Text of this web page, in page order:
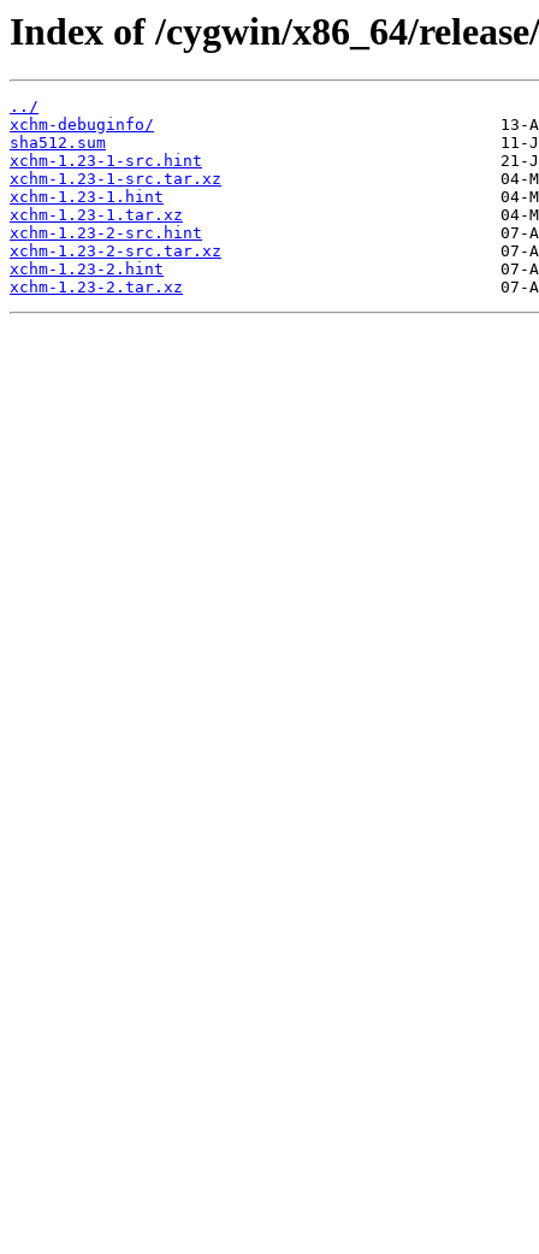
Index of /cygwin/x86_64/
../
xchm-debuginfo/
sha512.sum
xchm-1.23-1-src.hint
xchm-1.23-1-src.tar.xz
xchm-1.23-1.hint
xchm-1.23-1.tar.xz
xchm-1.23-2-src.hint
xchm-1.23-2-src.tar.xz
xchm-1.23-2.hint
xchm-1.23-2.tar.xz